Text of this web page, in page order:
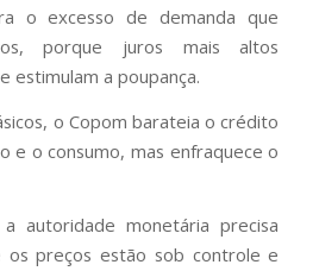
o excesso de demanda que
porque juros mais altos
estimulam a poupança.
o Copom barateia o crédito
e o consumo, mas enfraquece o
autoridade monetária precisa
preços estão sob controle e